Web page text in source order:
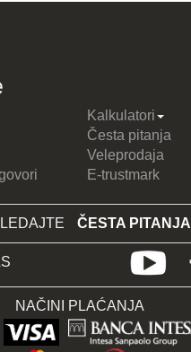
Kalkulatori
Česta pitanja
Veleprodaja
E-trustmark
ČESTA PITANJA
NAČINI PLAĆANJA